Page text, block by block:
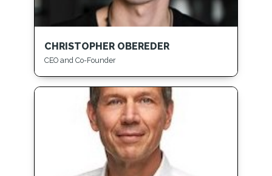
CHRISTOPHER OBEREDER
CEO and Co-Founder